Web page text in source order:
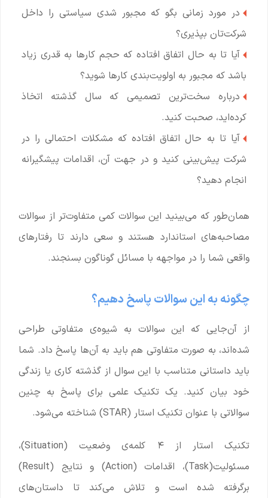
در مورد زمانی بگو که مجبور شدی سیاستی را داخل
شرکت‌تان بپذیری؟
آیا تا به حال اتفاق افتاده که حجم کارها به قدری زیاد
باشد که مجبور به اولویت‌بندی کارها شوید؟
درباره سخت‌ترین تصمیمی که سال گذشته اتخاذ
کرده‌اید، صحبت کنید.
آیا تا به حال اتفاق افتاده که مشکلات احتمالی را در
شرکت پیش‌بینی کنید و در جهت آن، اقدامات پیشگیرانه
انجام دهید؟
همان‌طور که می‌بینید این سوالات کمی متفاوت‌تر از سوالات
مصاحبه‌های استاندارد هستند و سعی دارند تا رفتارهای
واقعی شما را در مواجهه با مسائل گوناگون بسنجند.
چگونه به این سوالات پاسخ دهیم؟
از آن‌جایی که این سوالات به شیوه‌ی متفاوتی طراحی
شده‌اند، به صورت متفاوتی هم باید به آن‌ها پاسخ داد. شما
باید داستانی متناسب با این سوال از گذشته کاری یا زندگی
خود بیان کنید. یک تکنیک علمی برای پاسخ به چنین
سوالاتی با عنوان تکنیک استار (STAR) شناخته می‌شود.
تکنیک استار از ۴ کلمه‌ی وضعیت (Situation)،
مسئولیت‌(Task)، اقدامات (Action) و نتایج (Result)
برگرفته شده است و تلاش می‌کند تا داستان‌های